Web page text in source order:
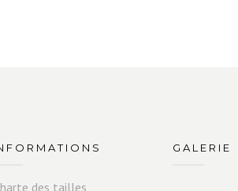
des tailles
GALERIE